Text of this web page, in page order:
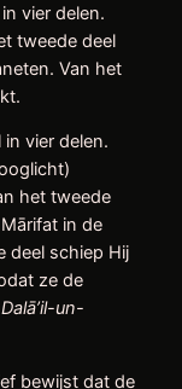
vier delen.
tweede deel
Van het
vier delen.
het tweede
in de
deel schiep Hij
ze de
Dalā’il-un-
bewijst dat de